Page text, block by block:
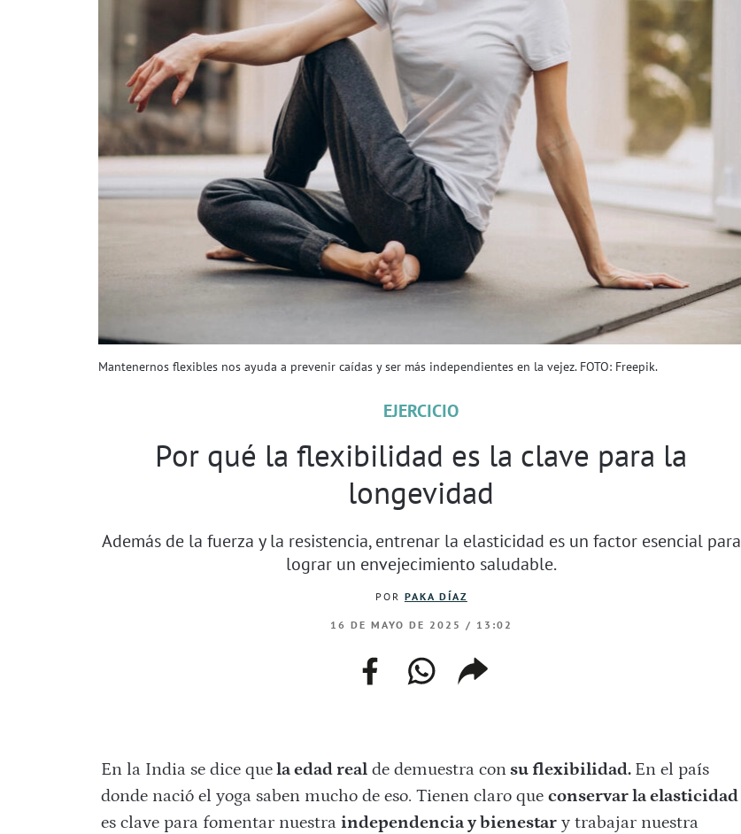
Mantenernos flexibles nos ayuda a prevenir caídas y ser más independientes en la vejez. FOTO: Freepik.
EJERCICIO
Por qué la flexibilidad es la clave para la
longevidad
Además de la fuerza y la resistencia, entrenar la elasticidad es un factor esencial para
lograr un envejecimiento saludable.
POR PAKA DÍAZ
16 DE MAYO DE 2025 / 13:02
facebookwhatsapp
web
copiar
enlace
En la India se dice quela edad realde demuestra consu flexibilidad. En el país
donde nació el yoga saben mucho de eso. Tienen claro que conservar la elasticidad
es clave para fomentar nuestra independencia y bienestary trabajar nuestra